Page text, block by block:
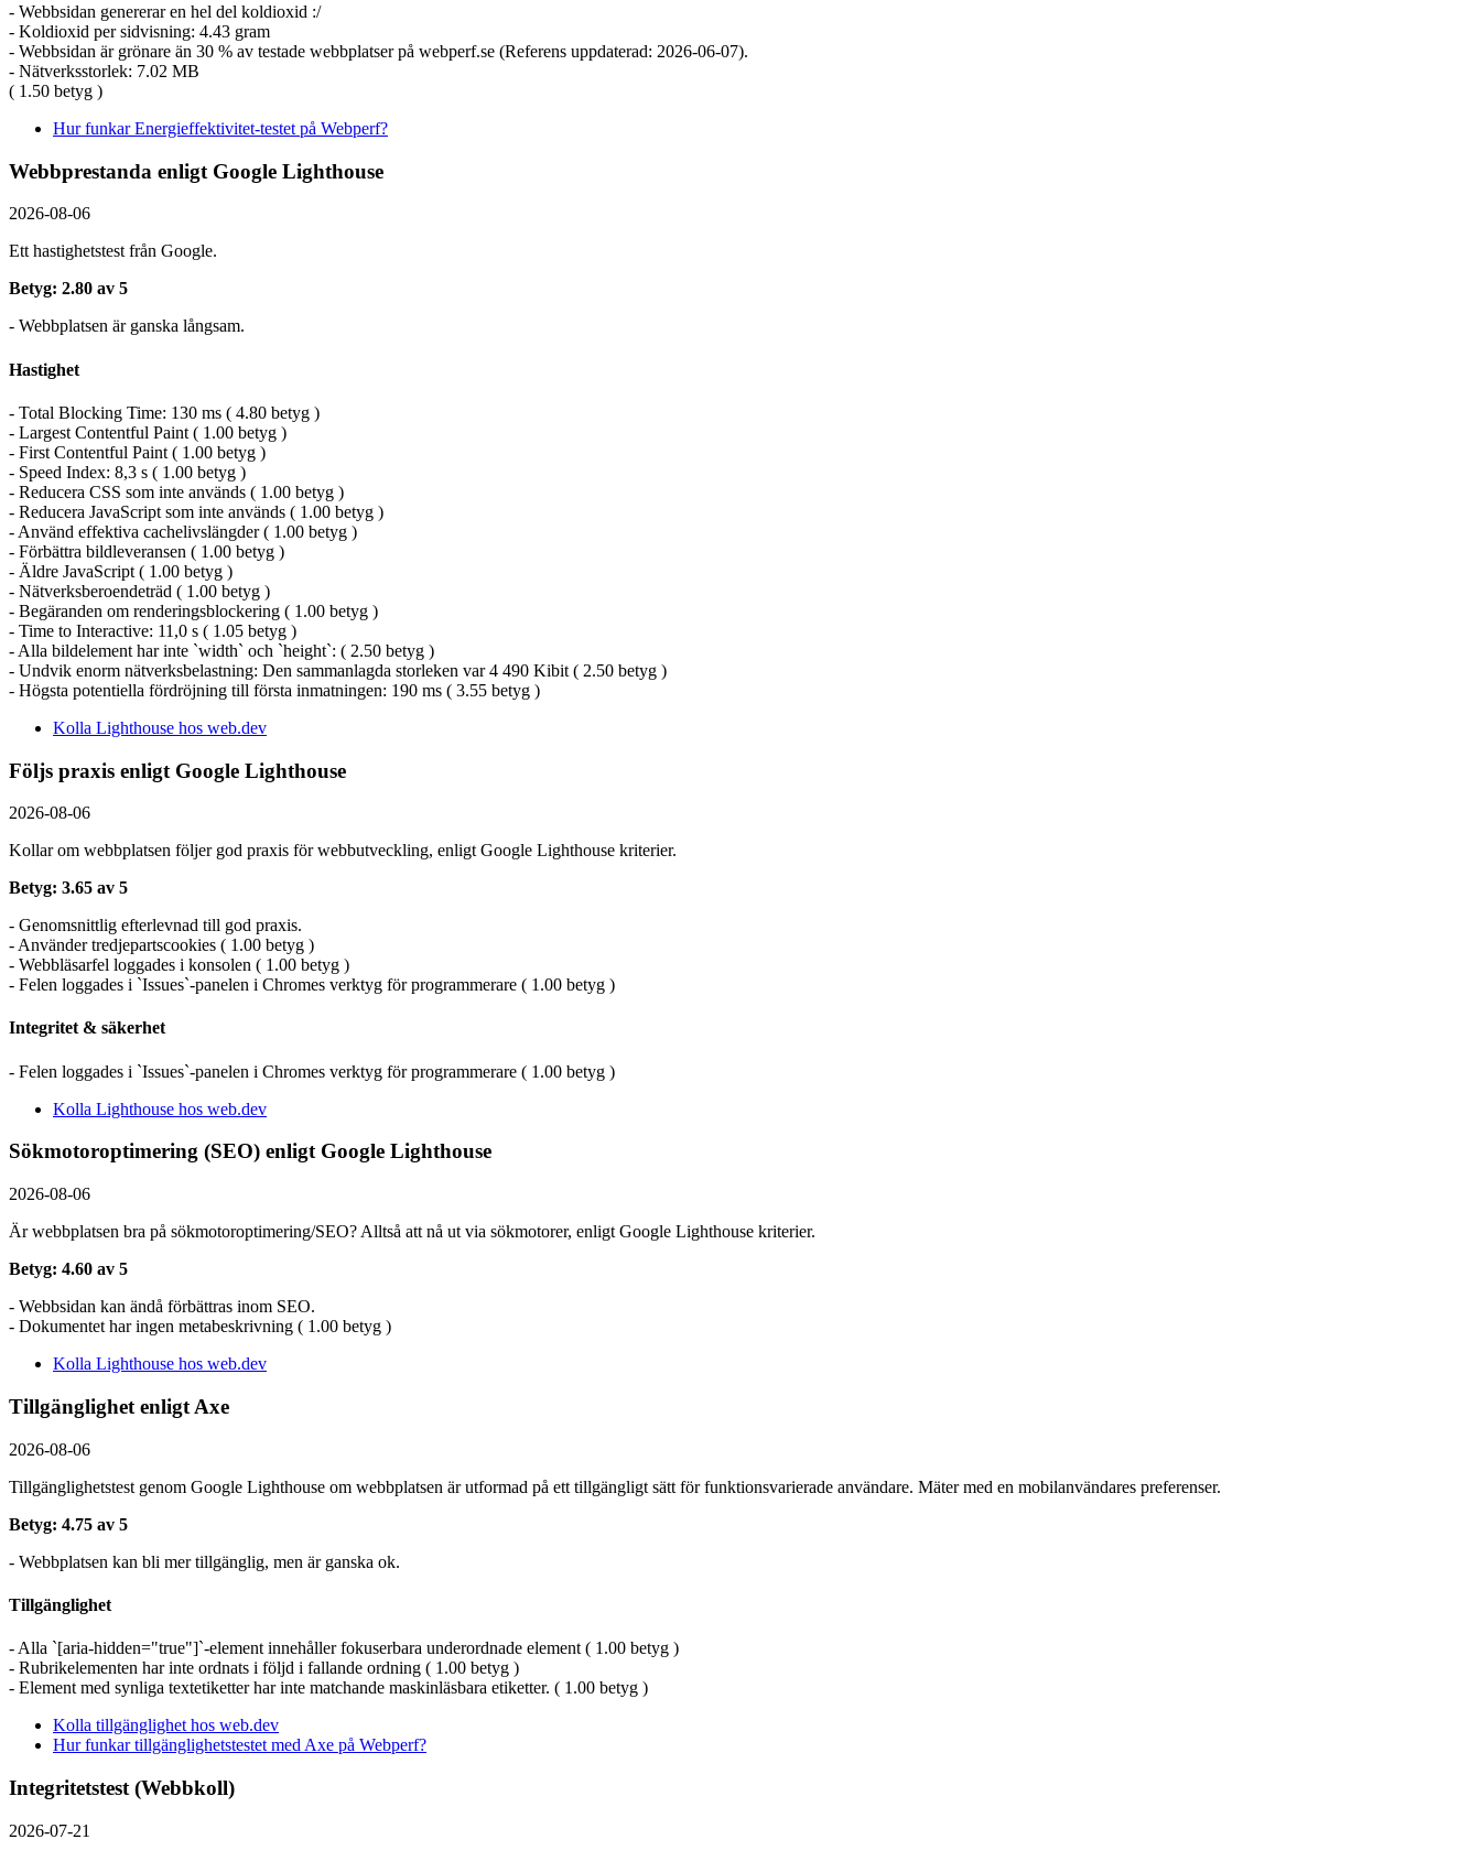
- Webbsidan genererar en hel del koldioxid :/
- Koldioxid per sidvisning: 4.43 gram
- Webbsidan är grönare än 30 % av testade webbplatser på webperf.se (Referens uppdaterad: 2026-06-07).
- Nätverksstorlek: 7.02 MB
( 1.50 betyg )
Hur funkar Energieffektivitet-testet på Webperf?
Webbprestanda enligt Google Lighthouse
2026-08-06
Ett hastighetstest från Google.
Betyg: 2.80 av 5
- Webbplatsen är ganska långsam.
Hastighet
- Total Blocking Time: 130 ms ( 4.80 betyg )
- Largest Contentful Paint ( 1.00 betyg )
- First Contentful Paint ( 1.00 betyg )
- Speed Index: 8,3 s ( 1.00 betyg )
- Reducera CSS som inte används ( 1.00 betyg )
- Reducera JavaScript som inte används ( 1.00 betyg )
- Använd effektiva cachelivslängder ( 1.00 betyg )
- Förbättra bildleveransen ( 1.00 betyg )
- Äldre JavaScript ( 1.00 betyg )
- Nätverksberoendeträd ( 1.00 betyg )
- Begäranden om renderingsblockering ( 1.00 betyg )
- Time to Interactive: 11,0 s ( 1.05 betyg )
- Alla bildelement har inte `width` och `height`: ( 2.50 betyg )
- Undvik enorm nätverksbelastning: Den sammanlagda storleken var 4 490 Kibit ( 2.50 betyg )
- Högsta potentiella fördröjning till första inmatningen: 190 ms ( 3.55 betyg )
Kolla Lighthouse hos web.dev
Följs praxis enligt Google Lighthouse
2026-08-06
Kollar om webbplatsen följer god praxis för webbutveckling, enligt Google Lighthouse kriterier.
Betyg: 3.65 av 5
- Genomsnittlig efterlevnad till god praxis.
- Använder tredjepartscookies ( 1.00 betyg )
- Webbläsarfel loggades i konsolen ( 1.00 betyg )
- Felen loggades i `Issues`-panelen i Chromes verktyg för programmerare ( 1.00 betyg )
Integritet & säkerhet
- Felen loggades i `Issues`-panelen i Chromes verktyg för programmerare ( 1.00 betyg )
Kolla Lighthouse hos web.dev
Sökmotoroptimering (SEO) enligt Google Lighthouse
2026-08-06
Är webbplatsen bra på sökmotoroptimering/SEO? Alltså att nå ut via sökmotorer, enligt Google Lighthouse kriterier.
Betyg: 4.60 av 5
- Webbsidan kan ändå förbättras inom SEO.
- Dokumentet har ingen metabeskrivning ( 1.00 betyg )
Kolla Lighthouse hos web.dev
Tillgänglighet enligt Axe
2026-08-06
Tillgänglighetstest genom Google Lighthouse om webbplatsen är utformad på ett tillgängligt sätt för funktionsvarierade användare. Mäter med en mobil­användares preferenser.
Betyg: 4.75 av 5
- Webbplatsen kan bli mer tillgänglig, men är ganska ok.
Tillgänglighet
- Alla `[aria-hidden="true"]`-element innehåller fokuserbara underordnade element ( 1.00 betyg )
- Rubrikelementen har inte ordnats i följd i fallande ordning ( 1.00 betyg )
- Element med synliga textetiketter har inte matchande maskinläsbara etiketter. ( 1.00 betyg )
Kolla tillgänglighet hos web.dev
Hur funkar tillgänglighetstestet med Axe på Webperf?
Integritetstest (Webbkoll)
2026-07-21